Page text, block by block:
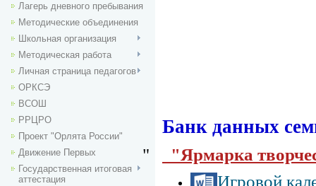
Лагерь дневного пребывания
Методические объединения
Школьная организация
Методическая работа
Личная страница педагогов
ОРКСЭ
ВСОШ
РРЦРО
Проект "Орлята России"
Движение Первых
Государственная итоговая
аттестация
Банк данных
"
"Ярмарка
Игровой